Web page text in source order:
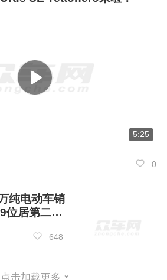
5:25
0
纯电动车销
位居第二，
648
点击加载更多